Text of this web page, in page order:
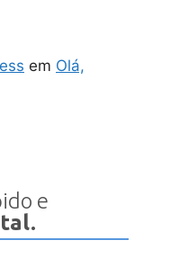
em Olá,
e